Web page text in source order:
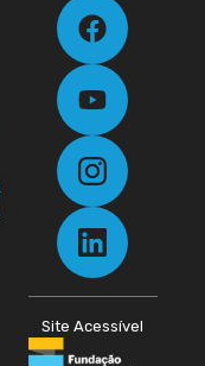
Site Acessível